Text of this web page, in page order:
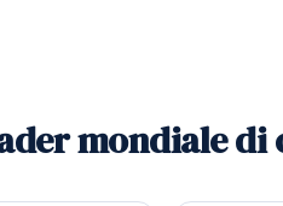
mondiale di